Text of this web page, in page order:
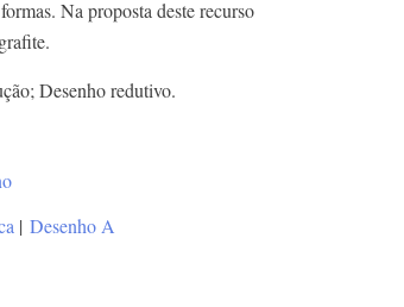
Na proposta deste recurso
Desenho redutivo.
| Desenho A